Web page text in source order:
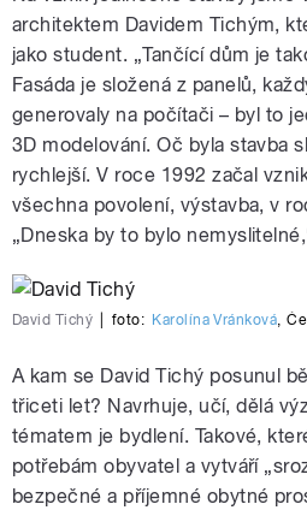
architektem Davidem Tichým,
jako student. „Tančící dům je
Fasáda je složená z panelů,
generovaly na počítači – byl to
3D modelování. Oč byla stavba
rychlejší. V roce 1992 začal
všechna povolení, výstavba, v
„Dneska by to bylo
David Tichý foto: Karolína Vránková,
A kam se David Tichý posunul
třiceti let? Navrhuje, učí, dělá
tématem je bydlení. Takové,
potřebám obyvatel a vytváří
bezpečné a příjemné obytné